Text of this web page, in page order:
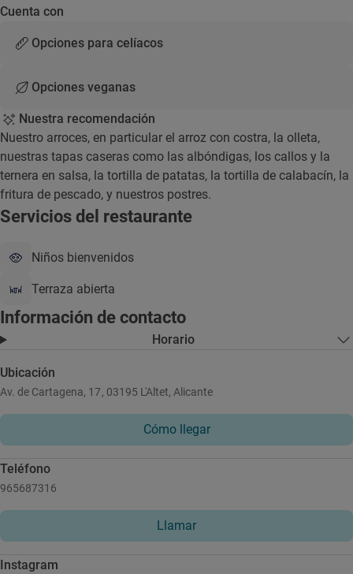
Cuenta con
Opciones para celíacos
Opciones veganas
Nuestra recomendación
Nuestro arroces, en particular el arroz con costra, la olleta,
nuestras tapas caseras como las albóndigas, los callos y la
ternera en salsa, la tortilla de patatas, la tortilla de calabacín, la
fritura de pescado, y nuestros postres.
Servicios del restaurante
Niños bienvenidos
Terraza abierta
Información de contacto
Horario
Ubicación
Av. de Cartagena, 17, 03195 L'Altet, Alicante
Cómo llegar
Teléfono
965687316
Llamar
Instagram